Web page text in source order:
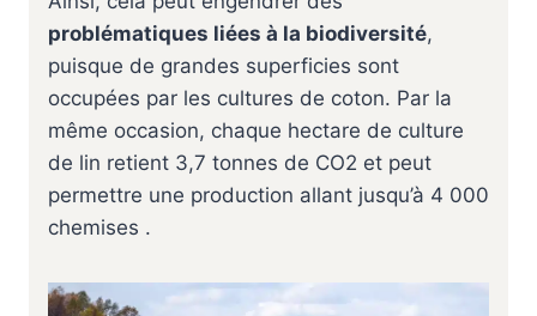
problématiques liées à la biodiversité,
puisque de grandes superficies sont
occupées par les cultures de coton. Par la
même occasion, chaque hectare de culture
de lin retient 3,7 tonnes de CO2 et peut
permettre une production allant jusqu’à 4 000
chemises .